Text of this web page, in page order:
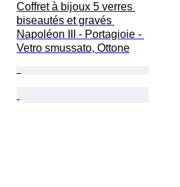
Coffret à bijoux 5 verres
biseautés et gravés
Napoléon III - Portagioie -
Vetro smussato, Ottone